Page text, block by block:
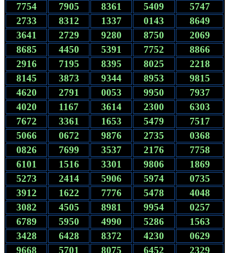
7754
7905 8361 5409
5747
2733
8312 1337 0143
8649
3641
2729 9280 8750
2069
8685
4450 5391 7752
8866
2916
7195 8395 8025
2218
8145
3873 9344 8953
9815
4620
2791 0053 9950
7937
4020
1167 3614 2300
6303
7672
3361 1653 5479
7517
5066
0672 9876 2735
0368
0826
7699 3537 2176
7758
6101
1516 3301 9806
1869
5273
2414 5906 5974
0735
3912
1622 7776 5478
4048
3082
4505 8981 9954
0257
6789
5950 4990 5286
1563
3428
6428 8372 4230
0629
9668
5701 8075 6452 2329